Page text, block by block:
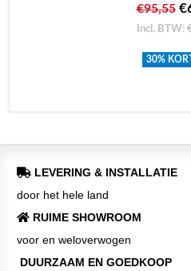
€95,55
Incl. BTW:
30%
LEVERING & INSTALLATIE
door het hele land
RUIME SHOWROOM
voor en weloverwogen
DUURZAAM EN GOEDKOOP